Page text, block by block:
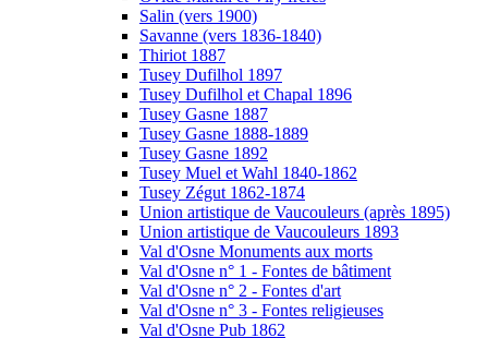
Salin (vers 1900)
Savanne (vers 1836-1840)
Thiriot 1887
Tusey Dufilhol 1897
Tusey Dufilhol et Chapal 1896
Tusey Gasne 1887
Tusey Gasne 1888-1889
Tusey Gasne 1892
Tusey Muel et Wahl 1840-1862
Tusey Zégut 1862-1874
Union artistique de Vaucouleurs (après 1895)
Union artistique de Vaucouleurs 1893
Val d'Osne Monuments aux morts
Val d'Osne n° 1 - Fontes de bâtiment
Val d'Osne n° 2 - Fontes d'art
Val d'Osne n° 3 - Fontes religieuses
Val d'Osne Pub 1862